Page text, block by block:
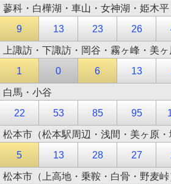
蓼科・白樺湖・車山・女神湖・姫木平
9
13 23 26
上諏訪・下諏訪・岡谷・霧ヶ峰・美
1
0 6 13
白馬・小谷
22
53 85 95
松本市（松本駅周辺・浅間・美ヶ原・
5
13 28 27
松本市（上高地・乗鞍・白骨・野麦峠